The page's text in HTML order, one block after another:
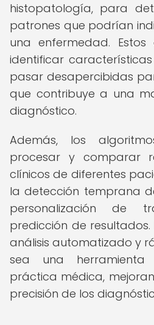
histopatología, para
patrones que podrían
una enfermedad. Estos
identificar
pasar desapercibidas
que contribuye a una
diagnóstico.
Además, los
procesar y comparar
clínicos de diferentes
la detección temprana
personalización de
predicción de
análisis automatizado y
sea una
práctica médica,
precisión de los